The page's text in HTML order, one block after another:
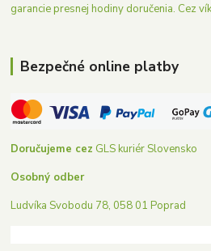
garancie presnej hodiny doručenia. Cez
Bezpečné online platby
Doručujeme cez GLS kuriér Slovensko
Osobný odber
Ludvíka Svobodu 78, 058 01 Poprad